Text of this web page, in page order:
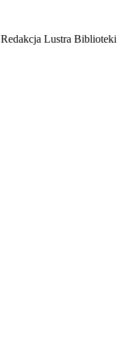
Redakcja Lustra Biblioteki